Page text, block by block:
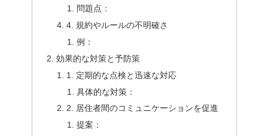
問題点：
4. 規約やルールの不明確さ
例：
効果的な対策と予防策
1. 定期的な点検と迅速な対応
具体的な対策：
2. 居住者間のコミュニケーションを促進
提案：